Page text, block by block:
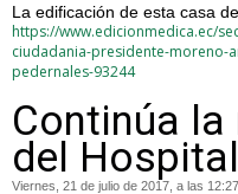
La edificación de esta casa
https://www.edicionmedica.ec/
ciudadania-presidente-moreno-
pedernales-93244
Continúa
del
Viernes, 21 de julio de 2017, a las